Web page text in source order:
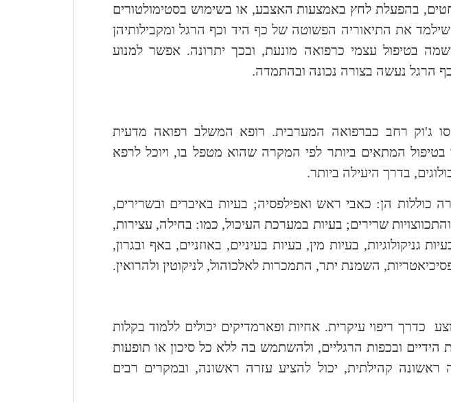
בהפעלת לחץ באמצעות האצבע, או בשימוש בסטימולטורים
את התיאוריה הפשוטה של כף היד וכף הרגל ומקבילותיהן
בטיפול עצמי כרפואה מונעת, ובכך יתרונה. אפשר למנוע
הרגל נעשה בצורה נכונה ובהתמדה.
ג'וק רחב כברפואה המערבית. רופא המשלב רפואה מדעית
בטיפול המתאים ביותר לפי המקרה שהוא מטפל בו, ויוכל לרפא
בדרך היעילה ביותר.
כוללות הן: כאבי ראש ואפילפסיה; בעיות באיברים ובשרירים,
שרירים; בעיות במערכת העיכול, כמו: בחילה, עצירות,
גניקולוגיות, בעיות מין, בעיות בעיניים, באוזניים, באף ובגרון,
השמנת יתר, התמכרות לאלכוהול, לניקוטין ולהרואין.
כדרך ריפוי עיקרית. אחיות ופארמדיקים יכולים ללמוד בקלות
ובכפות הרגליים, ולהשתמש בה ללא כל סיכון או תופעות
ראשונה קהילתית, יכול להציע עזרה ראשונה, ובמקרים רבים